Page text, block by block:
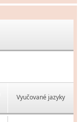
Vyučované jazyky